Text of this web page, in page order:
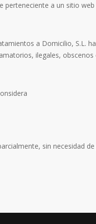
a un sitio
a Domicilio, S.L.
ilegales,
sin necesidad